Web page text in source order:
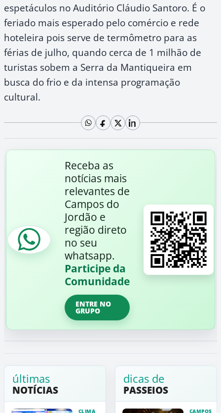
espetáculos no Auditório Cláudio Santoro. É o
feriado mais esperado pelo comércio e rede
hoteleira pois serve de termômetro para as
férias de julho, quando cerca de 1 milhão de
turistas sobem a Serra da Mantiqueira em
busca do frio e da intensa programação
cultural.
Receba as
notícias mais
relevantes de
Campos do
Jordão e
região direto
no seu
whatsapp.
Participe da
Comunidade
ENTRE NO
GRUPO
últimas
NOTÍCIAS
CLIMA
dicas de
PASSEIOS
CAMPOS